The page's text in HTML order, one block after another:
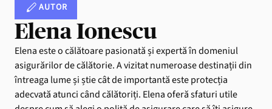
AUTOR
Elena Ionescu
Elena este o călătoare pasionată și expertă în domeniul
asigurărilor de călătorie. A vizitat numeroase destinații din
întreaga lume și știe cât de importantă este protecția
adecvată atunci când călătoriți. Elena oferă sfaturi utile